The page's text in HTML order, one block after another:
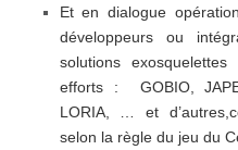
Et en dialogue
développeurs ou
solutions
efforts : GOBIO,
LORIA, … et
selon la règle du jeu du